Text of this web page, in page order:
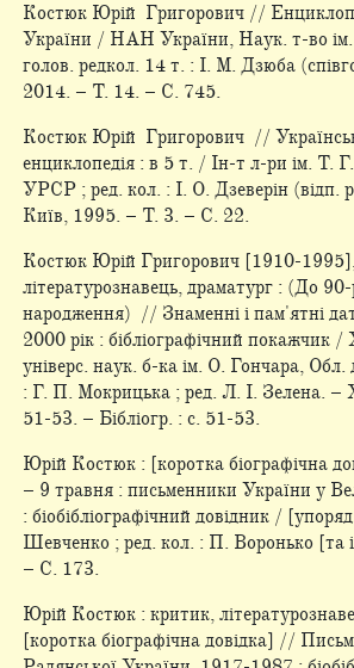
Костюк Юрій Григорович //
України / НАН України, Наук. т-во
голов. редкол. 14 т. : І. М. Дзюба
2014. – Т. 14. – С. 745.
Костюк Юрій Григорович //
енциклопедія : в 5 т. / Ін-т л-ри ім.
УРСР ; ред. кол. : І. О. Дзеверін (відп.
Київ, 1995. – Т. 3. – С. 22.
Костюк Юрій Григорович [1910-
літературознавець, драматург : (До 90-
народження) // Знаменні і пам'ятні
2000 рік : бібліографічний покажчик /
універс. наук. б-ка ім. О. Гончара, Обл.
: Г. П. Мокрицька ; ред. Л. І. Зелена. –
51-53. – Бібліогр. : с. 51-53.
Юрій Костюк : [коротка біографічна
– 9 травня : письменники України у
: біобібліографічний довідник /
Шевченко ; ред. кол. : П. Воронько [та
– С. 173.
Юрій Костюк : критик,
[коротка біографічна довідка] //